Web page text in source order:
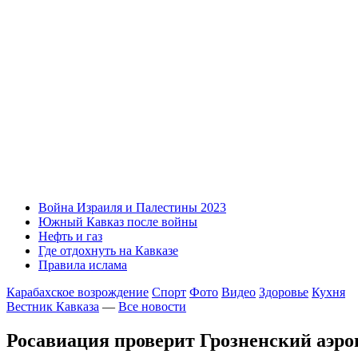
Война Израиля и Палестины 2023
Южный Кавказ после войны
Нефть и газ
Где отдохнуть на Кавказе
Правила ислама
Карабахское возрождение Спорт Фото Видео Здоровье Кухня
Вестник Кавказа — Все новости
Росавиация проверит Грозненский